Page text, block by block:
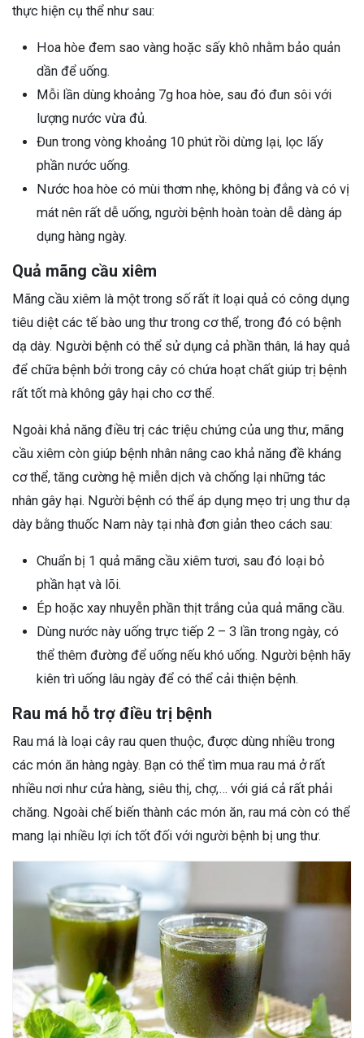
thực hiện cụ thể như sau:
Hoa hòe đem sao vàng hoặc sấy khô nhằm bảo quản
dần để uống.
Mỗi lần dùng khoảng 7g hoa hòe, sau đó đun sôi với
lượng nước vừa đủ.
Đun trong vòng khoảng 10 phút rồi dừng lại, lọc lấy
phần nước uống.
Nước hoa hòe có mùi thơm nhẹ, không bị đắng và có vị
mát nên rất dễ uống, người bệnh hoàn toàn dễ dàng áp
dụng hàng ngày.
Quả mãng cầu xiêm
Mãng cầu xiêm là một trong số rất ít loại quả có công dụng
tiêu diệt các tế bào ung thư trong cơ thể, trong đó có bệnh
dạ dày. Người bệnh có thể sử dụng cả phần thân, lá hay quả
để chữa bệnh bởi trong cây có chứa hoạt chất giúp trị bệnh
rất tốt mà không gây hại cho cơ thể.
Ngoài khả năng điều trị các triệu chứng của ung thư, mãng
cầu xiêm còn giúp bệnh nhân nâng cao khả năng đề kháng
cơ thể, tăng cường hệ miễn dịch và chống lại những tác
nhân gây hại. Người bệnh có thể áp dụng mẹo trị ung thư dạ
dày bằng thuốc Nam này tại nhà đơn giản theo cách sau:
Chuẩn bị 1 quả mãng cầu xiêm tươi, sau đó loại bỏ
phần hạt và lõi.
Ép hoặc xay nhuyễn phần thịt trắng của quả mãng cầu.
Dùng nước này uống trực tiếp 2 – 3 lần trong ngày, có
thể thêm đường để uống nếu khó uống. Người bệnh hãy
kiên trì uống lâu ngày để có thể cải thiện bệnh.
Rau má hỗ trợ điều trị bệnh
Rau má là loại cây rau quen thuộc, được dùng nhiều trong
các món ăn hàng ngày. Bạn có thể tìm mua rau má ở rất
nhiều nơi như cửa hàng, siêu thị, chợ,… với giá cả rất phải
chăng. Ngoài chế biến thành các món ăn, rau má còn có thể
mang lại nhiều lợi ích tốt đối với người bệnh bị ung thư.